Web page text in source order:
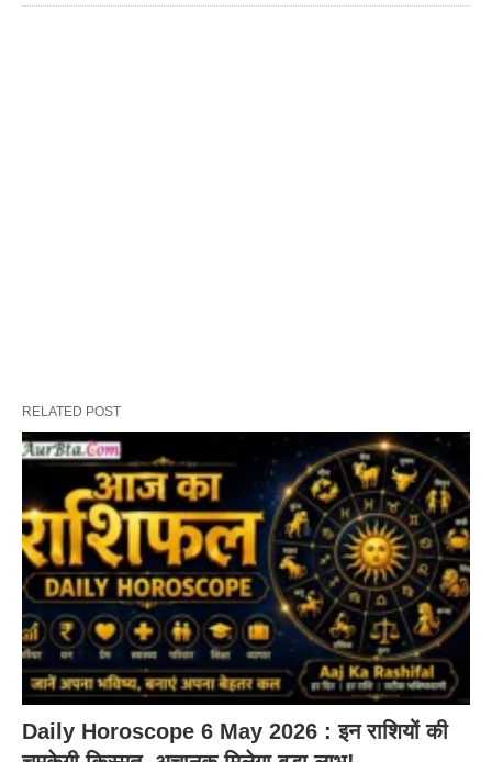
RELATED POST
Daily Horoscope 6 May 2026 : इन राशियों की